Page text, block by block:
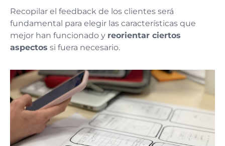
Recopilar el feedback de los clientes será
fundamental para elegir las características que
mejor han funcionado y reorientar ciertos
aspectos si fuera necesario.